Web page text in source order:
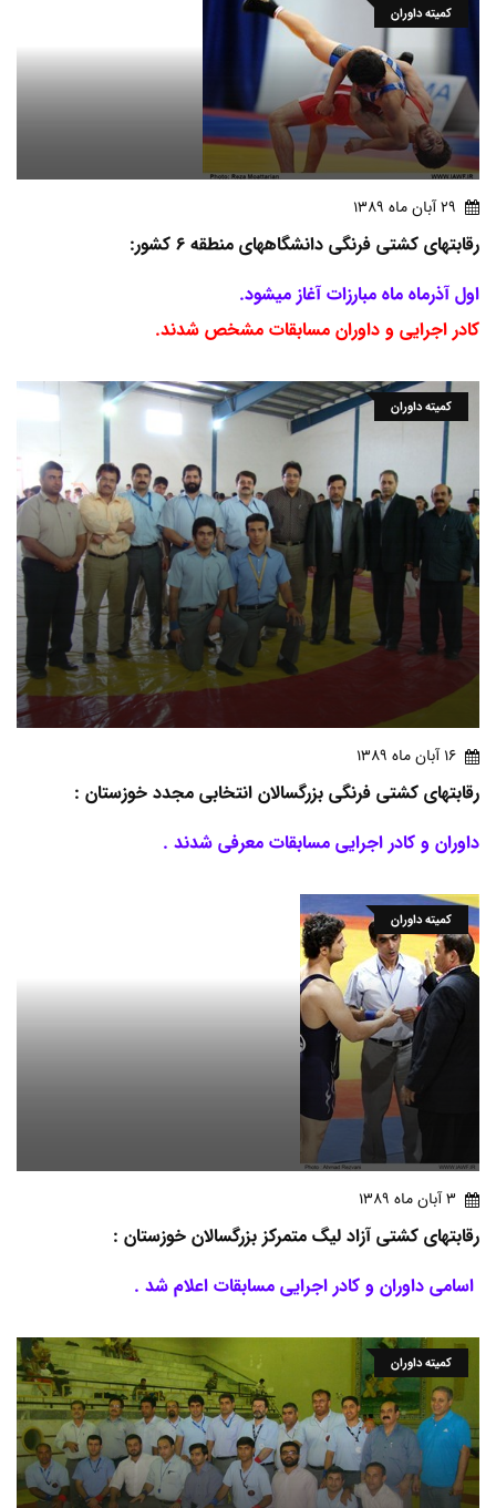
کمیته داوران
29 آبان ماه 1389
رقابتهای کشتی فرنگی دانشگاههای منطقه 6 کشور:
اول آذرماه ماه مبارزات آغاز میشود.
کادر اجرایی و داوران مسابقات مشخص شدند.
کمیته داوران
16 آبان ماه 1389
رقابتهای کشتی فرنگی بزرگسالان انتخابی مجدد خوزستان :
داوران و کادر اجرایی مسابقات معرفی شدند .
کمیته داوران
3 آبان ماه 1389
رقابتهای کشتی آزاد لیگ متمرکز بزرگسالان خوزستان :
اسامی داوران و کادر اجرایی مسابقات اعلام شد .
کمیته داوران